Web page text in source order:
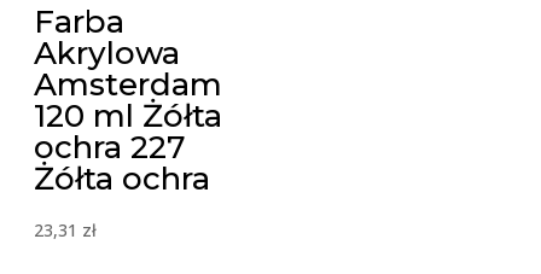
Farba
Akrylowa
Amsterdam
120 ml Żółta
ochra 227
Żółta ochra
23,31 zł